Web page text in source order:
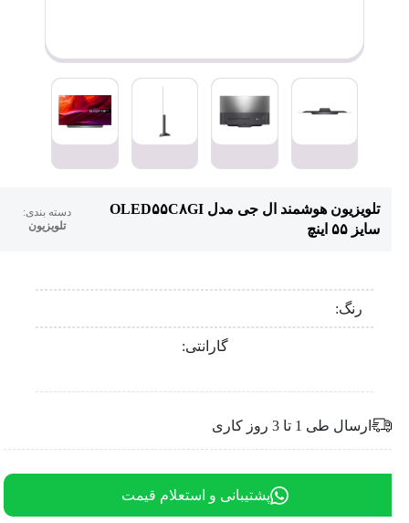
تلویزیون هوشمند ال جی مدل OLED۵۵C۸GI
سایز ۵۵ اینچ
دسته بندی:
تلویزیون
رنگ:
گارانتی:
ارسال طی 1 تا 3 روز کاری
پشتیبانی و استعلام قیمت